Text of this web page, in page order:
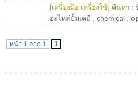
[เครื่องมือ เครื่องใช้] ค้นหา :
อะไหล่ปั้มเคมี
chemical
หน้า 1 จาก 1 1